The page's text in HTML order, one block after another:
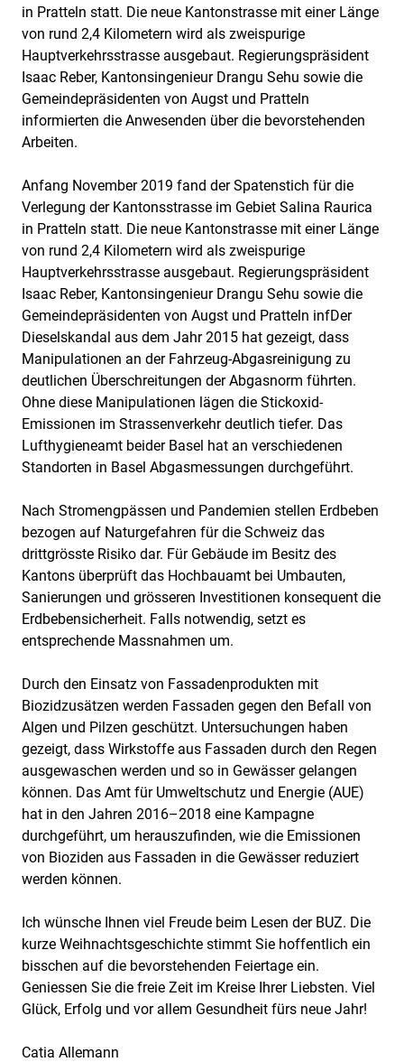
in Pratteln statt. Die neue Kantonstrasse mit einer Länge
von rund 2,4 Kilometern wird als zweispurige
Hauptverkehrsstrasse ausgebaut. Regierungspräsident
Isaac Reber, Kantonsingenieur Drangu Sehu sowie die
Gemeindepräsidenten von Augst und Pratteln
informierten die Anwesenden über die bevorstehenden
Arbeiten.
Anfang November 2019 fand der Spatenstich für die
Verlegung der Kantonsstrasse im Gebiet Salina Raurica
in Pratteln statt. Die neue Kantonstrasse mit einer Länge
von rund 2,4 Kilometern wird als zweispurige
Hauptverkehrsstrasse ausgebaut. Regierungspräsident
Isaac Reber, Kantonsingenieur Drangu Sehu sowie die
Gemeindepräsidenten von Augst und Pratteln infDer
Dieselskandal aus dem Jahr 2015 hat gezeigt, dass
Manipulationen an der Fahrzeug-Abgasreinigung zu
deutlichen Überschreitungen der Abgasnorm führten.
Ohne diese Manipulationen lägen die Stickoxid-
Emissionen im Strassenverkehr deutlich tiefer. Das
Lufthygieneamt beider Basel hat an verschiedenen
Standorten in Basel Abgasmessungen durchgeführt.
Nach Stromengpässen und Pandemien stellen Erdbeben
bezogen auf Naturgefahren für die Schweiz das
drittgrösste Risiko dar. Für Gebäude im Besitz des
Kantons überprüft das Hochbauamt bei Umbauten,
Sanierungen und grösseren Investitionen konsequent die
Erdbebensicherheit. Falls notwendig, setzt es
entsprechende Massnahmen um.
Durch den Einsatz von Fassadenprodukten mit
Biozidzusätzen werden Fassaden gegen den Befall von
Algen und Pilzen geschützt. Untersuchungen haben
gezeigt, dass Wirkstoffe aus Fassaden durch den Regen
ausgewaschen werden und so in Gewässer gelangen
können. Das Amt für Umweltschutz und Energie (AUE)
hat in den Jahren 2016–2018 eine Kampagne
durchgeführt, um herauszufinden, wie die Emissionen
von Bioziden aus Fassaden in die Gewässer reduziert
werden können.
Ich wünsche Ihnen viel Freude beim Lesen der BUZ. Die
kurze Weihnachtsgeschichte stimmt Sie hoffentlich ein
bisschen auf die bevorstehenden Feiertage ein.
Geniessen Sie die freie Zeit im Kreise Ihrer Liebsten. Viel
Glück, Erfolg und vor allem Gesundheit fürs neue Jahr!
Catia Allemann